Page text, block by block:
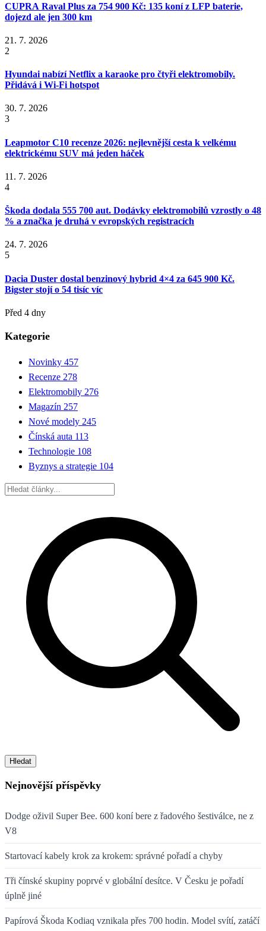
CUPRA Raval Plus za 754 900 Kč: 135 koní z LFP baterie,
dojezd ale jen 300 km
21. 7. 2026
2
Hyundai nabízí Netflix a karaoke pro čtyři elektromobily.
Přidává i Wi-Fi hotspot
30. 7. 2026
3
Leapmotor C10 recenze 2026: nejlevnější cesta k velkému
elektrickému SUV má jeden háček
11. 7. 2026
4
Škoda dodala 555 700 aut. Dodávky elektromobilů vzrostly o 48
% a značka je druhá v evropských registracích
24. 7. 2026
5
Dacia Duster dostal benzinový hybrid 4×4 za 645 900 Kč.
Bigster stojí o 54 tisíc víc
Před 4 dny
Kategorie
Novinky 457
Recenze 278
Elektromobily 276
Magazín 257
Nové modely 245
Čínská auta 113
Technologie 108
Byznys a strategie 104
Hledat:
Hledat
Nejnovější příspěvky
Dodge oživil Super Bee. 600 koní bere z řadového šestiválce, ne z
V8
Startovací kabely krok za krokem: správné pořadí a chyby
Tři čínské skupiny poprvé v globální desítce. V Česku je pořadí
úplně jiné
Papírová Škoda Kodiaq vznikala přes 700 hodin. Model svítí, zatáčí